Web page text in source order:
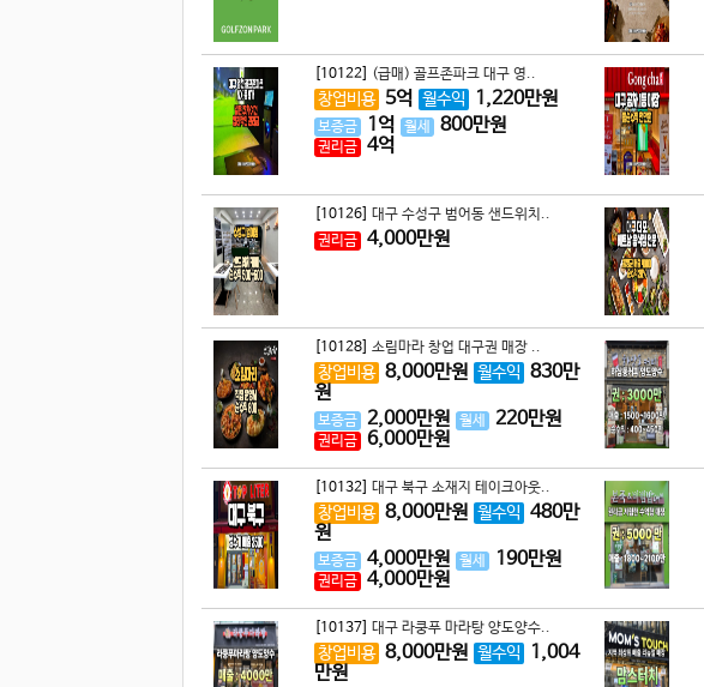
[10122] (급매) 골프존파크 대구 영..
창업비용 5억 월수익 1,220만원
보증금 1억 월세 800만원
권리금 4억
[10126] 대구 수성구 범어동 샌드위치..
권리금 4,000만원
[10128] 소림마라 창업 대구권 매장 ..
창업비용 8,000만원 월수익 830만
원
보증금 2,000만원 월세 220만원
권리금 6,000만원
[10132] 대구 북구 소재지 테이크아웃..
창업비용 8,000만원 월수익 480만
원
보증금 4,000만원 월세 190만원
권리금 4,000만원
[10137] 대구 라쿵푸 마라탕 양도양수..
창업비용 8,000만원 월수익
1,004
만원